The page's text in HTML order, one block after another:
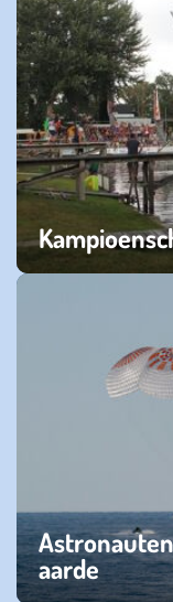
maandag 25
aarde